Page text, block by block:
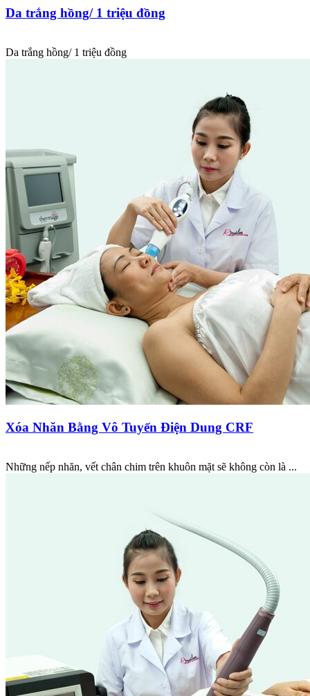
Da trắng hồng/ 1 triệu đồng
Da trắng hồng/ 1 triệu đồng
Xóa Nhăn Bằng Vô Tuyến Điện Dung CRF
Những nếp nhăn, vết chân chim trên khuôn mặt sẽ không còn là ...